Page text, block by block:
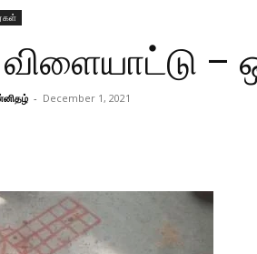
–
- December 1, 2021